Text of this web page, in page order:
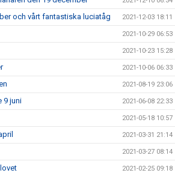
och vårt fantastiska luciatåg 2021-12-03 18:11
2021-10-29 06:53
2021-10-23 15:28
2021-10-06 06:33
2021-08-19 23:06
9 juni 2021-06-08 22:33
2021-05-18 10:57
2021-03-31 21:14
2021-03-27 08:14
2021-02-25 09:18